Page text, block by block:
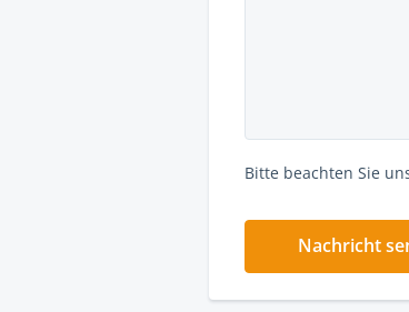
Bitte beachten Sie
Nachricht